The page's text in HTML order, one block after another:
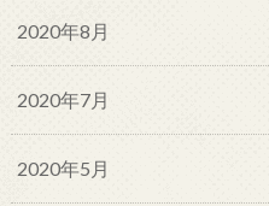
2020年8月
2020年7月
2020年5月